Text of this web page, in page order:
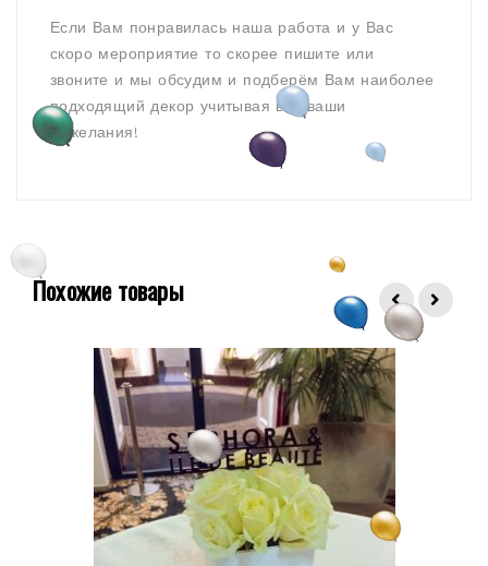
Если Вам понравилась наша работа и у Вас
скоро мероприятие то скорее пишите или
звоните и мы обсудим и подберём Вам наиболее
подходящий декор учитывая все ваши
пожелания!
Похожие товары